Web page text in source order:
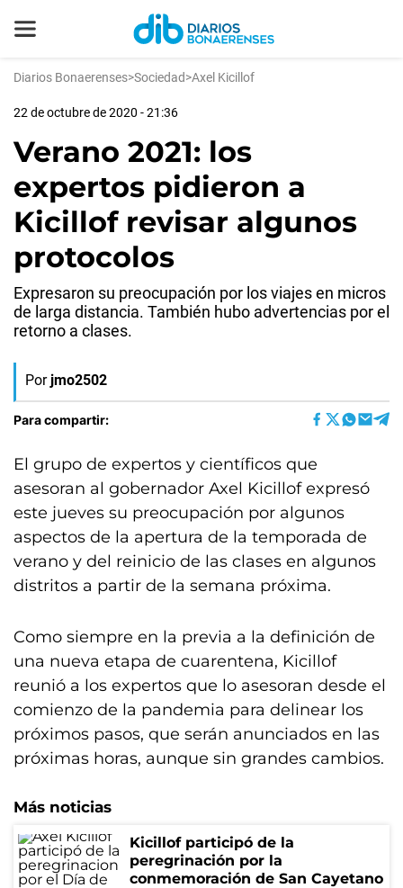
Diarios Bonaerenses>Sociedad>Axel Kicillof
22 de octubre de 2020 - 21:36
Verano 2021: los
expertos pidieron a
Kicillof revisar algunos
protocolos
Expresaron su preocupación por los viajes en micros
de larga distancia. También hubo advertencias por el
retorno a clases.
Por jmo2502
Para compartir:
El grupo de expertos y científicos que
asesoran al gobernador Axel Kicillof expresó
este jueves su preocupación por algunos
aspectos de la apertura de la temporada de
verano y del reinicio de las clases en algunos
distritos a partir de la semana próxima.
Como siempre en la previa a la definición de
una nueva etapa de cuarentena, Kicillof
reunió a los expertos que lo asesoran desde el
comienzo de la pandemia para delinear los
próximos pasos, que serán anunciados en las
próximas horas, aunque sin grandes cambios.
Más noticias
Kicillof participó de la
peregrinación por la
conmemoración de San Cayetano